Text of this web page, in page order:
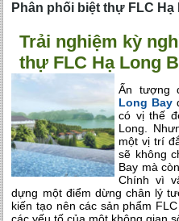
Phân phối biệt thự FLC Hạ
Trải nghiệm kỳ
thự FLC Hạ Long
Ấn tượng
Long Bay
có vị thế
Long.
một vị trí
sẽ không
Bay mà
Chính vì
dựng một điểm dừng chân lý
kiến tạo nên các sản phẩm